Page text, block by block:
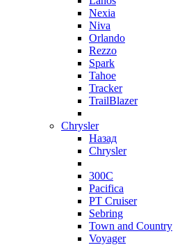
Nexia
Niva
Orlando
Rezzo
Spark
Tahoe
Tracker
TrailBlazer
Chrysler
Назад
Chrysler
300C
Pacifica
PT Cruiser
Sebring
Town and Country
Voyager